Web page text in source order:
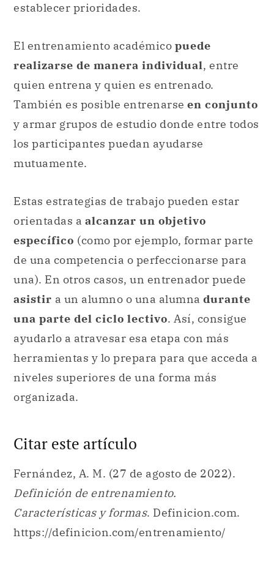
establecer prioridades.
El entrenamiento académico puede
realizarse de manera individual, entre
quien entrena y quien es entrenado.
También es posible entrenarse en conjunto
y armar grupos de estudio donde entre todos
los participantes puedan ayudarse
mutuamente.
Estas estrategias de trabajo pueden estar
orientadas a alcanzar un objetivo
específico (como por ejemplo, formar parte
de una competencia o perfeccionarse para
una). En otros casos, un entrenador puede
asistir a un alumno o una alumna durante
una parte del ciclo lectivo. Así, consigue
ayudarlo a atravesar esa etapa con más
herramientas y lo prepara para que acceda a
niveles superiores de una forma más
organizada.
Citar este artículo
Fernández, A. M. (27 de agosto de 2022).
Definición de entrenamiento.
Características y formas. Definicion.com.
https://definicion.com/entrenamiento/